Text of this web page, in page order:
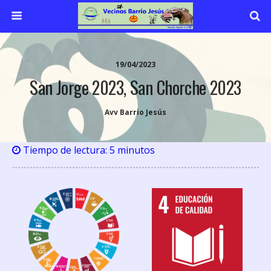
19/04/2023
San Jorge 2023, San Chorche 2023
Avv Barrio Jesús
Tiempo de lectura: 5 minutos